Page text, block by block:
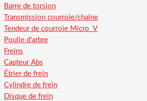
Barre de torsion
Transmission courroie/chaîne
Tendeur de courroie Micro_V
Poulie d'arbre
Freins
Capteur Abs
Étrier de frein
Cylindre de frein
Disque de frein